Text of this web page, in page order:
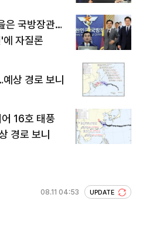
은 국방장관…
에 자질론
상 경로 보니
16호 태풍
경로 보니
08.11 04:53 UPDATE